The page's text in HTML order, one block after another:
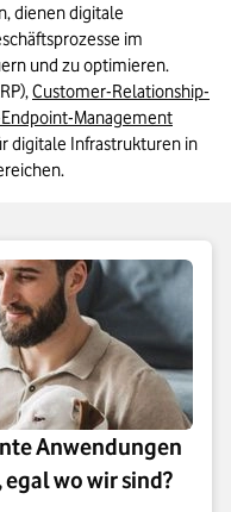
dienen digitale
im
Customer-Relationship-
Management
digitale Infrastrukturen in
Anwendungen
wo wir sind?